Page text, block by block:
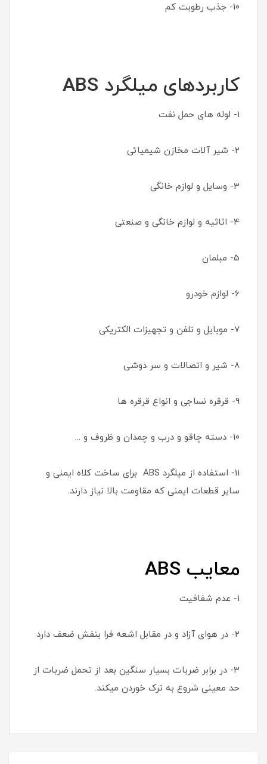
10- جذب رطوبت کم
کاربردهای میلگرد ABS
1- لوله های حمل نفت
2- شیر آلات مخازن شیمیائی
3- وسایل و لوازم خانگی
4- اثاثیه و لوازم خانگی و صنعتی
5- مبلمان
6- لوازم خودرو
7- موبایل و تلفن و تجهیزات الکتریکی
8- شیر و اتصالات و سر دوشی
9- قرقره نساجی و انواع قرقره ها
10- دسته چاقو و درب و چمدان و ظروف و ...
11- استفاده از میلگرد ABS برای ساخت کلاه ایمنی و
سایر قطعات ایمنی که مقاومت بالا نیاز دارند.
معایب ABS
1- عدم شفافیت
2- در هوای آزاد و در مقابل اشعه فرا بنفش ضعف دارد
3- در برابر ضربات بسیار سنگین بعد از تحمل ضربات از
حد معینی شروع به ترک خوردن میکند.